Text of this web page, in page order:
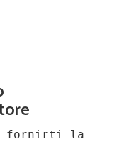
fornirti la